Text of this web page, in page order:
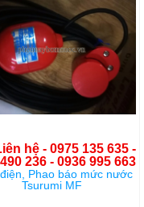
hệ - 0975 135 635 -
236 - 0936 995 663
Phao báo mức nước
Tsurumi MF